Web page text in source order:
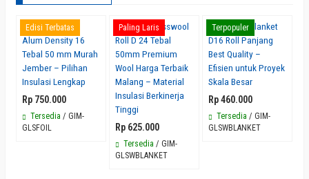
Edisi Terbatas
Jual Glasswool
Alum Density 16
Tebal 50 mm Murah
Jember – Pilihan
Insulasi Lengkap
Rp 750.000
Tersedia / GIM-
GLSFOIL
Paling Laris
Tersedia Glasswool
Roll D 24 Tebal
50mm Premium
Wool Harga Terbaik
Malang – Material
Insulasi Berkinerja
Tinggi
Rp 625.000
Tersedia / GIM-
GLSWBLANKET
Terpopuler
Glasswool Blanket
D16 Roll Panjang
Best Quality –
Efisien untuk Proyek
Skala Besar
Rp 460.000
Tersedia / GIM-
GLSWBLANKET